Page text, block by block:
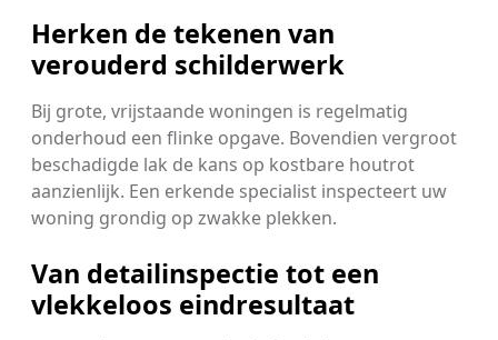
Herken de tekenen van
verouderd schilderwerk
Bij grote, vrijstaande woningen is regelmatig
onderhoud een flinke opgave. Bovendien vergroot
beschadigde lak de kans op kostbare houtrot
aanzienlijk. Een erkende specialist inspecteert uw
woning grondig op zwakke plekken.
Van detailinspectie tot een
vlekkeloos eindresultaat